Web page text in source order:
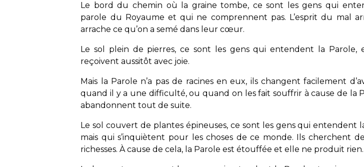
Le bord du chemin où la graine tombe, ce sont les gens qui
parole du Royaume et qui ne comprennent pas. L’esprit du mal
arrache ce qu’on a semé dans leur cœur.
Le sol plein de pierres, ce sont les gens qui entendent la Parole,
reçoivent aussitôt avec joie.
Mais la Parole n’a pas de racines en eux, ils changent facilement
quand il y a une difficulté, ou quand on les fait souffrir à cause de la
abandonnent tout de suite.
Le sol couvert de plantes épineuses, ce sont les gens qui entendent
mais qui s’inquiètent pour les choses de ce monde. Ils cherchent
richesses. À cause de cela, la Parole est étouffée et elle ne produit rien.